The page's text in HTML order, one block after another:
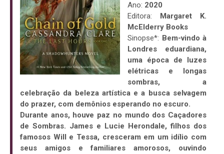
Ano: 2020
Editora:
Margaret K.
McElderry Books
Sinopse*: Bem-vindo à
Londres eduardiana,
uma época de luzes
elétricas e longas
sombras, a
celebração da beleza artística e a busca selvagem
do prazer, com demônios esperando no escuro.
Durante anos, houve paz no mundo dos Caçadores
de Sombras. James e Lucie Herondale, filhos dos
famosos Will e Tessa, cresceram em um idílio com
seus amigos e familiares amorosos, ouvindo